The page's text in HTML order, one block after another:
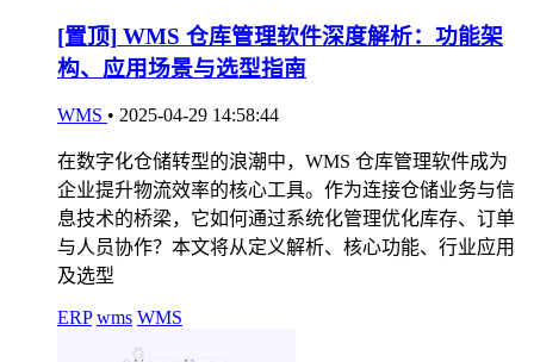
[置顶] WMS 仓库管理软件深度解析：功能架
构、应用场景与选型指南
WMS • 2025-04-29 14:58:44
在数字化仓储转型的浪潮中，WMS 仓库管理软件成为
企业提升物流效率的核心工具。作为连接仓储业务与信
息技术的桥梁，它如何通过系统化管理优化库存、订单
与人员协作？本文将从定义解析、核心功能、行业应用
及选型
ERP wms WMS